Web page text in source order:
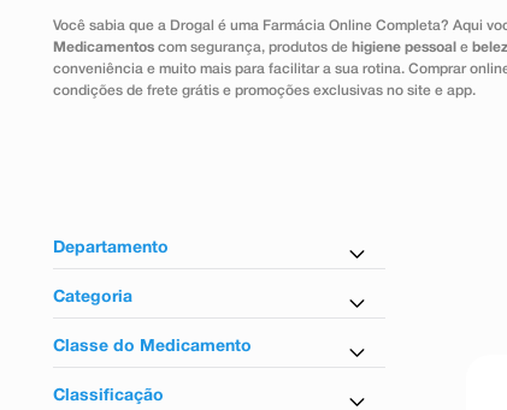
Você sabia que a Drogal é uma Farmácia Online Completa? Aqui
Medicamentos com segurança, produtos de higiene pessoal e
conveniência e muito mais para facilitar a sua rotina. Comprar
condições de frete grátis e promoções exclusivas no site e app.
Departamento
Medicamentos
Categoria
Anti-Inflamatório
Classe do Medicamento
Anti-inflamatórios
Classificação
4º tadalafila
5º minoxidil